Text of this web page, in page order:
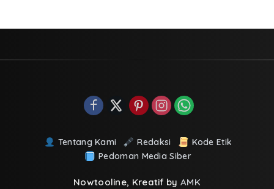
Tentang Kami Redaksi
Kode Etik
Pedoman Media Siber
Nowtooline, Kreatif by AMK